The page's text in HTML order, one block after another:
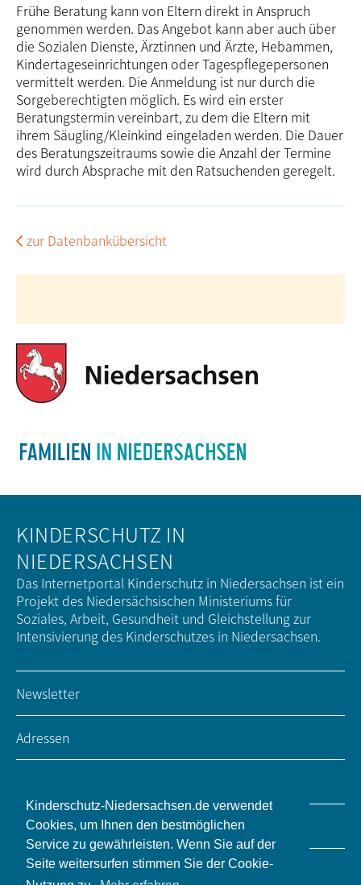
Kinderschutz-Niedersachsen.de verwendet
Cookies, um Ihnen den bestmöglichen
Service zu gewährleisten. Wenn Sie auf der
Seite weitersurfen stimmen Sie der Cookie-
Frühe Beratung kann von Eltern direkt in Anspruch
genommen werden. Das Angebot kann aber auch über
die Sozialen Dienste, Ärztinnen und Ärzte, Hebammen,
Kinder­tages­einrichtungen oder Tages­pflege­personen
vermittelt werden. Die Anmeldung ist nur durch die
Sorge­berechtigten möglich. Es wird ein erster
Beratungs­termin vereinbart, zu dem die Eltern mit
ihrem Säugling/Kleinkind eingeladen werden. Die Dauer
des Beratungs­zeitraums sowie die Anzahl der Termine
wird durch Absprache mit den Rat­suchenden geregelt.
zur Datenbankübersicht
KINDERSCHUTZ IN
NIEDERSACHSEN
Das Internetportal Kinderschutz in Niedersachsen ist ein
Projekt des Niedersächsischen Ministeriums für
Soziales, Arbeit, Gesundheit und Gleichstellung zur
Intensivierung des Kinderschutzes in Niedersachsen.
Newsletter
Adressen
Datenschutz
Barrierefreiheit